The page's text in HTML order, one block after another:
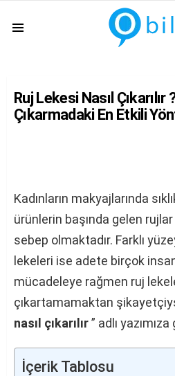
Ruj Lekesi Nasıl
Çıkarmadaki En Etkili
Kadınların makyajlarında
ürünlerin başında gelen
sebep olmaktadır. Farklı
lekeleri ise adete birçok
mücadeleye rağmen ruj
çıkartamamaktan
nasıl çıkarılır” adlı
İçerik Tablosu